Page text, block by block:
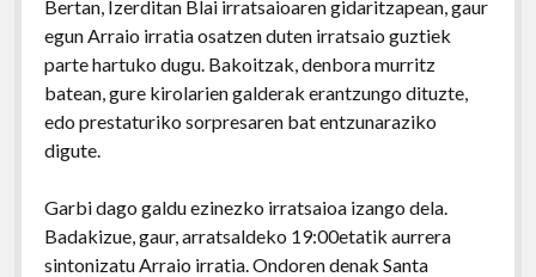
Bertan, Izerditan Blai irratsaioaren gidaritzapean, gaur
egun Arraio irratia osatzen duten irratsaio guztiek
parte hartuko dugu. Bakoitzak, denbora murritz
batean, gure kirolarien galderak erantzungo dituzte,
edo prestaturiko sorpresaren bat entzunaraziko
digute.
Garbi dago galdu ezinezko irratsaioa izango dela.
Badakizue, gaur, arratsaldeko 19:00etatik aurrera
sintonizatu Arraio irratia. Ondoren denak Santa